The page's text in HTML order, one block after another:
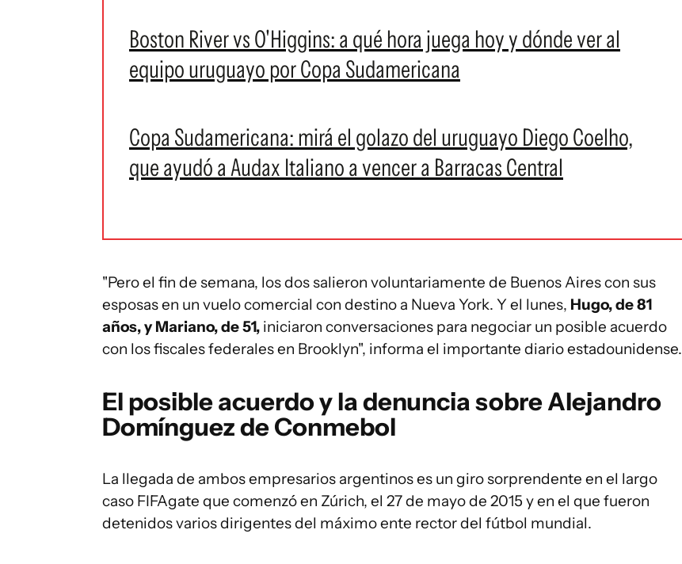
Boston River vs O'Higgins: a qué hora juega hoy y dónde ver al
equipo uruguayo por Copa Sudamericana
Copa Sudamericana: mirá el golazo del uruguayo Diego Coelho,
que ayudó a Audax Italiano a vencer a Barracas Central
"Pero el fin de semana, los dos salieron voluntariamente de Buenos Aires con sus
esposas en un vuelo comercial con destino a Nueva York. Y el lunes, Hugo, de 81
años, y Mariano, de 51, iniciaron conversaciones para negociar un posible acuerdo
con los fiscales federales en Brooklyn", informa el importante diario estadounidense.
El posible acuerdo y la denuncia sobre Alejandro
Domínguez de Conmebol
La llegada de ambos empresarios argentinos es un giro sorprendente en el largo
caso FIFAgate que comenzó en Zúrich, el 27 de mayo de 2015 y en el que fueron
detenidos varios dirigentes del máximo ente rector del fútbol mundial.